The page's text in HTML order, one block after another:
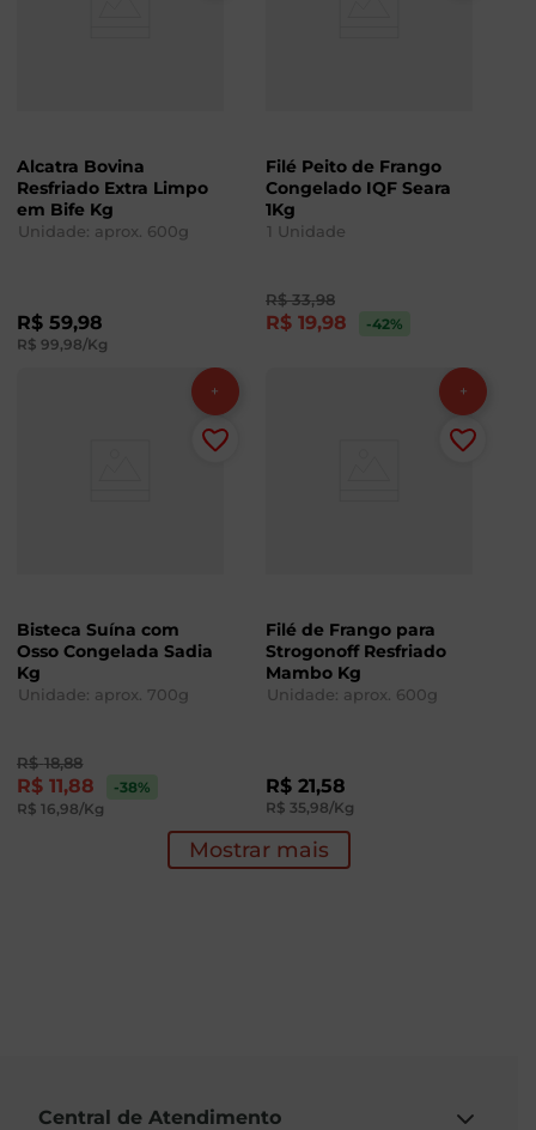
Alcatra Bovina
Resfriado Extra Limpo
em Bife Kg
Unidade: aprox. 600g
R$ 59,98
R$ 99,98/Kg
Filé Peito de Frango
Congelado IQF Seara
1Kg
1 Unidade
R$ 33,98
R$ 19,98 -42%
Bisteca Suína com
Osso Congelada Sadia
Kg
Unidade: aprox. 700g
R$ 18,88
R$ 11,88 -38%
R$ 16,98/Kg
Filé de Frango para
Strogonoff Resfriado
Mambo Kg
Unidade: aprox. 600g
R$ 21,58
R$ 35,98/Kg
Mostrar mais
Central de Atendimento